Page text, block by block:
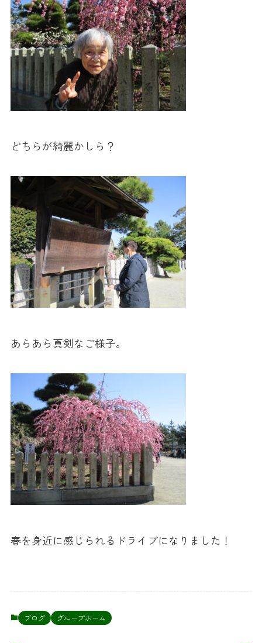
どちらが綺麗かしら？
あらあら真剣なご様子。
春を身近に感じられるドライブになりました！
ブログ グループホーム